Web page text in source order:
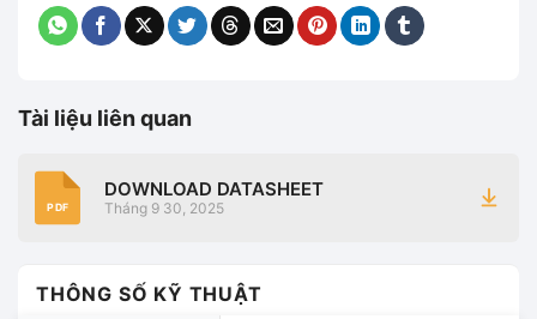
Tài liệu liên quan
PDF
DOWNLOAD DATASHEET
Tháng 9 30, 2025
THÔNG SỐ KỸ THUẬT